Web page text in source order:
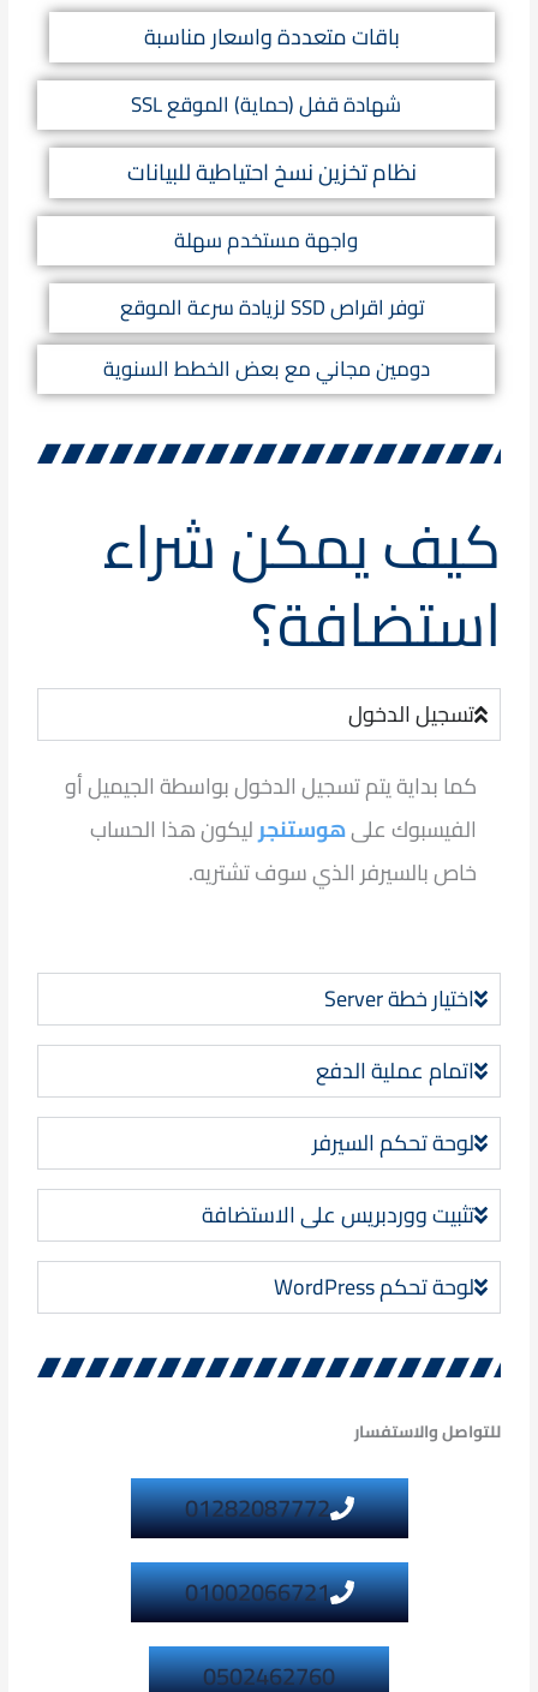
باقات متعددة واسعار مناسبة
شهادة قفل (حماية) الموقع SSL
نظام تخزين نسخ احتياطية للبيانات
واجهة مستخدم سهلة
توفر اقراص SSD لزيادة سرعة الموقع
دومين مجاني مع بعض الخطط السنوية
كيف يمكن شراء
استضافة؟
تسجيل الدخول
كما بداية يتم تسجيل الدخول بواسطة الجيميل أو
الفيسبوك علىهوستنجرليكون هذا الحساب
خاص بالسيرفر الذي سوف تشتريه.
اختيار خطة Server
اتمام عملية الدفع
لوحة تحكم السيرفر
تثبيت ووردبريس على الاستضافة
لوحة تحكم WordPress
للتواصل والاستفسار
01282087772
01002066721
0502462760